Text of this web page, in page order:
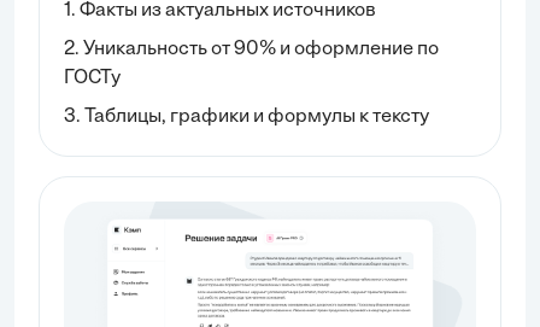
1. Факты из актуальных источников
2. Уникальность от 90% и оформление по
ГОСТу
3. Таблицы, графики и формулы к тексту